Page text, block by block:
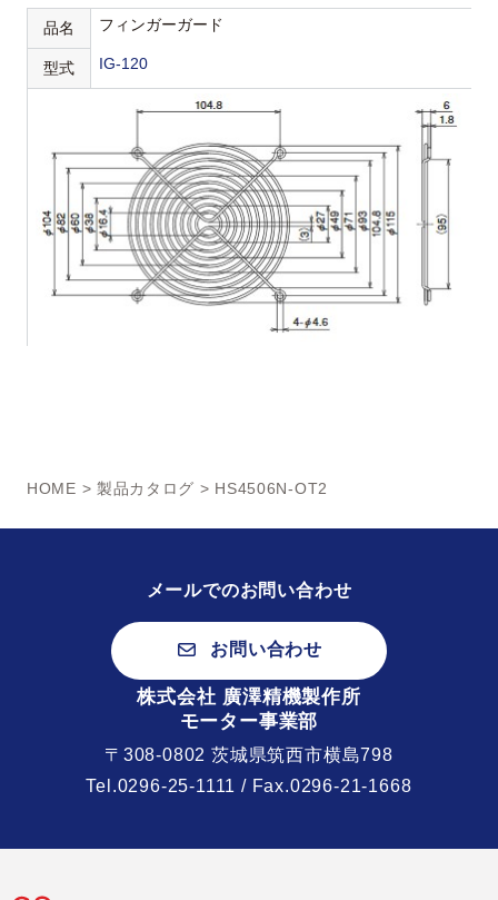
品名 フィンガーガード
型式 IG-120
HOME > 製品カタログ > HS4506N-OT2
メールでのお問い合わせ
お問い合わせ
株式会社 廣澤精機製作所
モーター事業部
〒308-0802 茨城県筑西市横島798
Tel.0296-25-1111 / Fax.0296-21-1668